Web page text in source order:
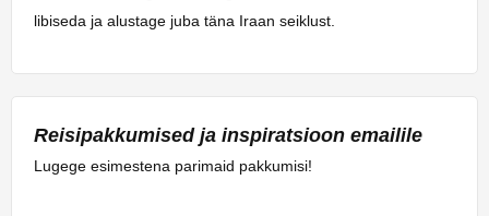
libiseda ja alustage juba täna Iraan seiklust.
Reisipakkumised ja inspiratsioon emailile
Lugege esimestena parimaid pakkumisi!